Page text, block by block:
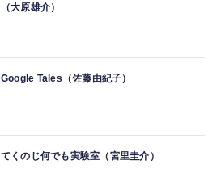
（大原雄介）
Google Tales（佐藤由紀子）
てくのじ何でも実験室（宮里圭介）